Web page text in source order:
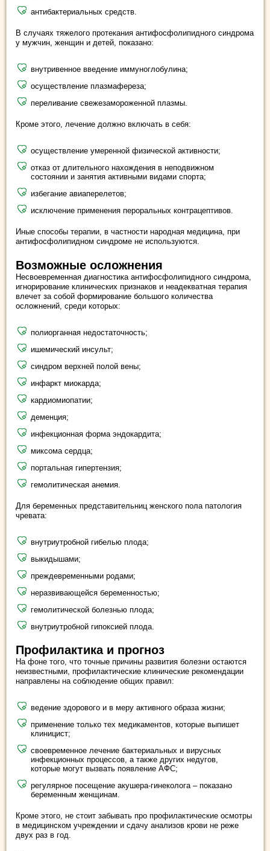
антибактериальных средств.
В случаях тяжелого протекания антифосфолипидного синдрома
у мужчин, женщин и детей, показано:
внутривенное введение иммуноглобулина;
осуществление плазмафереза;
переливание свежезамороженной плазмы.
Кроме этого, лечение должно включать в себя:
осуществление умеренной физической активности;
отказ от длительного нахождения в неподвижном
состоянии и занятия активными видами спорта;
избегание авиаперелетов;
исключение применения пероральных контрацептивов.
Иные способы терапии, в частности народная медицина, при
антифосфолипидном синдроме не используются.
Возможные осложнения
Несвоевременная диагностика антифосфолипидного синдрома,
игнорирование клинических признаков и неадекватная терапия
влечет за собой формирование большого количества
осложнений, среди которых:
полиорганная недостаточность;
ишемический инсульт;
синдром верхней полой вены;
инфаркт миокарда;
кардиомиопатии;
деменция;
инфекционная форма эндокардита;
миксома сердца;
портальная гипертензия;
гемолитическая анемия.
Для беременных представительниц женского пола патология
чревата:
внутриутробной гибелью плода;
выкидышами;
преждевременными родами;
неразвивающейся беременностью;
гемолитической болезнью плода;
внутриутробной гипоксией плода.
Профилактика и прогноз
На фоне того, что точные причины развития болезни остаются
неизвестными, профилактические клинические рекомендации
направлены на соблюдение общих правил:
ведение здорового и в меру активного образа жизни;
применение только тех медикаментов, которые выпишет
клиницист;
своевременное лечение бактериальных и вирусных
инфекционных процессов, а также других недугов,
которые могут вызвать появление АФС;
регулярное посещение акушера-гинеколога – показано
беременным женщинам.
Кроме этого, не стоит забывать про профилактические осмотры
в медицинском учреждении и сдачу анализов крови не реже
двух раз в год.